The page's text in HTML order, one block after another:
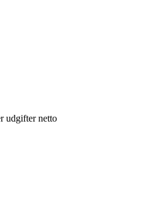
udgifter netto